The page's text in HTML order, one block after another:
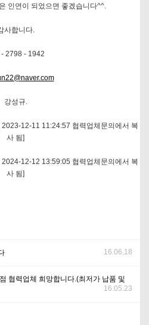
인연이 되었으면 좋겠습니다^^.
사합니다.
2798 - 1942
강성규.
12-11 11:24:57 협력업체문의에서 복
사 됨]
12-12 13:59:05 협력업체문의에서 복
사 됨]
16.06.18
협력업체 희망합니다.(최저가 납품 및
16.05.23